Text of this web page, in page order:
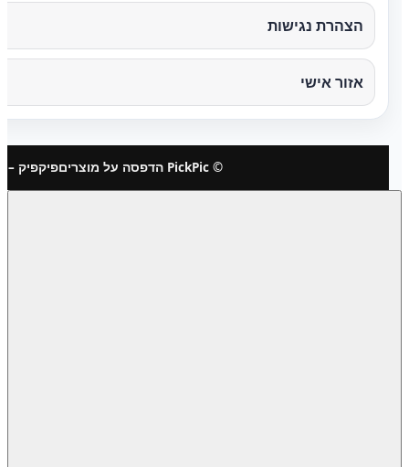
הצהרת נגישות
אזור אישי
© PickPic הדפסה על מוצרים פיקפיק –